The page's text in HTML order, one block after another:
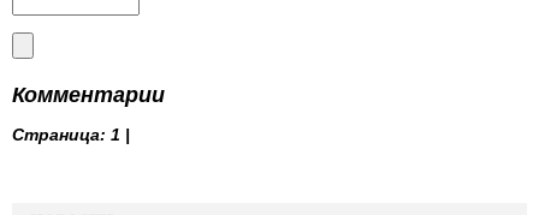
Комментарии
Страница: 1 |